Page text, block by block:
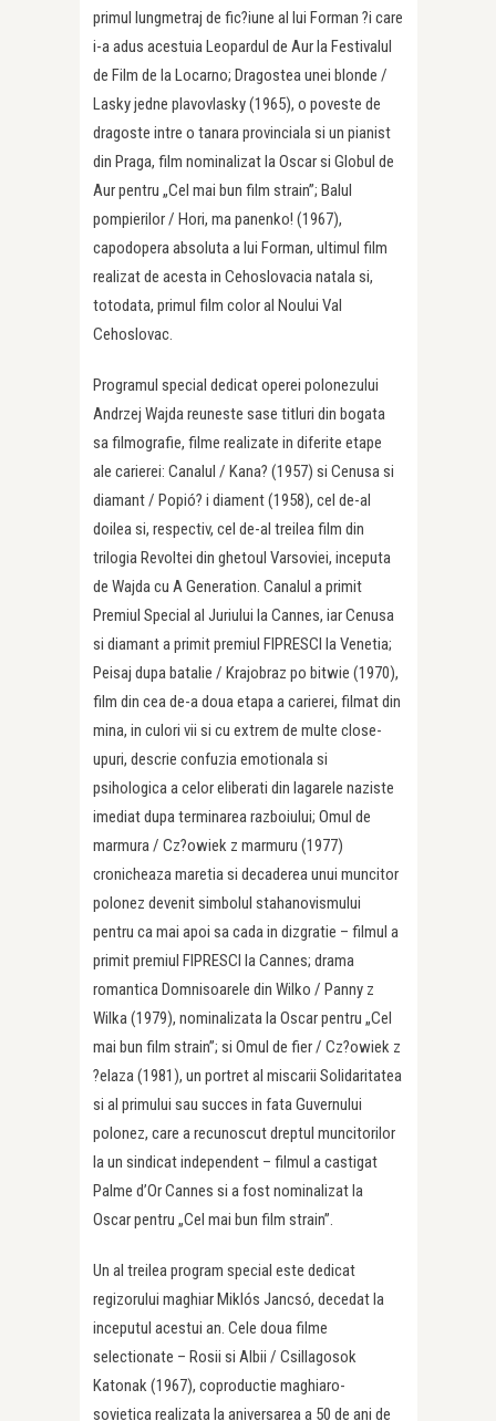
primul lungmetraj de fic?iune al lui Forman ?i care
i-a adus acestuia Leopardul de Aur la Festivalul
de Film de la Locarno; Dragostea unei blonde /
Lasky jedne plavovlasky (1965), o poveste de
dragoste intre o tanara provinciala si un pianist
din Praga, film nominalizat la Oscar si Globul de
Aur pentru „Cel mai bun film strain”; Balul
pompierilor / Hori, ma panenko! (1967),
capodopera absoluta a lui Forman, ultimul film
realizat de acesta in Cehoslovacia natala si,
totodata, primul film color al Noului Val
Cehoslovac.
Programul special dedicat operei polonezului
Andrzej Wajda reuneste sase titluri din bogata
sa filmografie, filme realizate in diferite etape
ale carierei: Canalul / Kana? (1957) si Cenusa si
diamant / Popió? i diament (1958), cel de-al
doilea si, respectiv, cel de-al treilea film din
trilogia Revoltei din ghetoul Varsoviei, inceputa
de Wajda cu A Generation. Canalul a primit
Premiul Special al Juriului la Cannes, iar Cenusa
si diamant a primit premiul FIPRESCI la Venetia;
Peisaj dupa batalie / Krajobraz po bitwie (1970),
film din cea de-a doua etapa a carierei, filmat din
mina, in culori vii si cu extrem de multe close-
upuri, descrie confuzia emotionala si
psihologica a celor eliberati din lagarele naziste
imediat dupa terminarea razboiului; Omul de
marmura / Cz?owiek z marmuru (1977)
cronicheaza maretia si decaderea unui muncitor
polonez devenit simbolul stahanovismului
pentru ca mai apoi sa cada in dizgratie – filmul a
primit premiul FIPRESCI la Cannes; drama
romantica Domnisoarele din Wilko / Panny z
Wilka (1979), nominalizata la Oscar pentru „Cel
mai bun film strain”; si Omul de fier / Cz?owiek z
?elaza (1981), un portret al miscarii Solidaritatea
si al primului sau succes in fata Guvernului
polonez, care a recunoscut dreptul muncitorilor
la un sindicat independent – filmul a castigat
Palme d’Or Cannes si a fost nominalizat la
Oscar pentru „Cel mai bun film strain”.
Un al treilea program special este dedicat
regizorului maghiar Miklós Jancsó, decedat la
inceputul acestui an. Cele doua filme
selectionate – Rosii si Albii / Csillagosok
Katonak (1967), coproductie maghiaro-
sovietica realizata la aniversarea a 50 de ani de